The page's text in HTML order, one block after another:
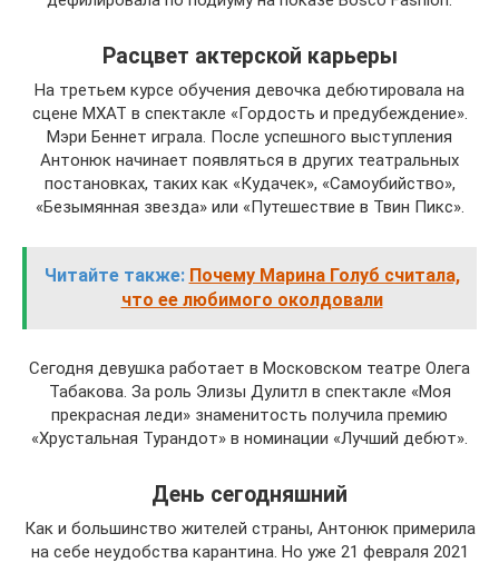
Расцвет актерской карьеры
На третьем курсе обучения девочка дебютировала на
сцене МХАТ в спектакле «Гордость и предубеждение».
Мэри Беннет играла. После успешного выступления
Антонюк начинает появляться в других театральных
постановках, таких как «Кудачек», «Самоубийство»,
«Безымянная звезда» или «Путешествие в Твин Пикс».
Читайте также: Почему Марина Голуб считала,
что ее любимого околдовали
Сегодня девушка работает в Московском театре Олега
Табакова. За роль Элизы Дулитл в спектакле «Моя
прекрасная леди» знаменитость получила премию
«Хрустальная Турандот» в номинации «Лучший дебют».
День сегодняшний
Как и большинство жителей страны, Антонюк примерила
на себе неудобства карантина. Но уже 21 февраля 2021